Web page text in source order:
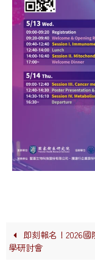
即刻報名！2026
學研討會